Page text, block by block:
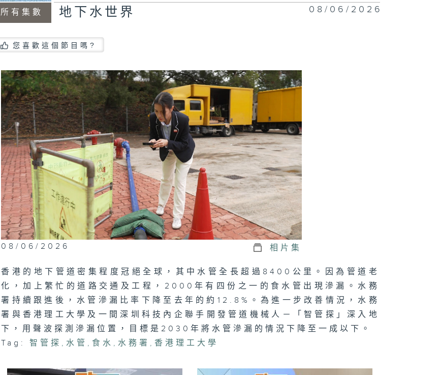
政正關你事 - 官
員講話摘要
#41（陳茂波、孫
東、丘應樺）
將軍澳南公園｜認
識海綿城市設計｜
公園都能化身成防
洪工具？
政正關你事：運輸
及物流局｜港車北
上＋ 粵車南下
（上）｜香港人自
駕遊熱門之選！
政正關你事 - 官
#40（李家超、
所有集數 地下水世界 08/06/2026
您喜歡這個節目嗎?
08/06/2026 相片集
香港的地下管道密集程度冠絕全球，其中水管全長超過8400公里。因為管道老
化，加上繁忙的道路交通及工程，2000年有四份之一的食水管出現滲漏。水務
署持續跟進後，水管滲漏比率下降至去年的約12.8%。為進一步改善情況，水務
署與香港理工大學及一間深圳科技內企聯手開發管道機械人－「智管探」深入地
下，用聲波探測滲漏位置，目標是2030年將水管滲漏的情況下降至一成以下。
Tag:
智管探 ,水管 , 食水 ,水務署 , 香港理工大學